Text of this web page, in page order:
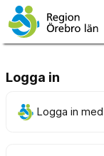
Logga in
Logga in med